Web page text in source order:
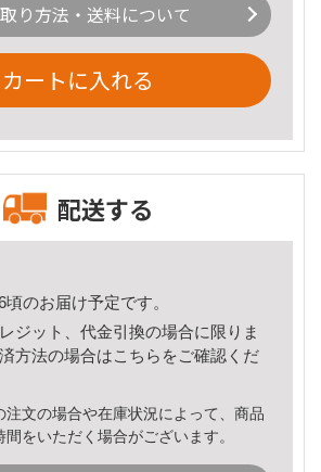
り方法・送料について
カートに入れる
配送する
頃のお届け予定です。
ジット、代金引換の場合に限りま
方法の場合はこちら をご確認くだ
文の場合や在庫状況によって、商品
をいただく場合がございます。